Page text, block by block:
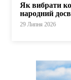
Як вибрати
народний
29 Липня 2026